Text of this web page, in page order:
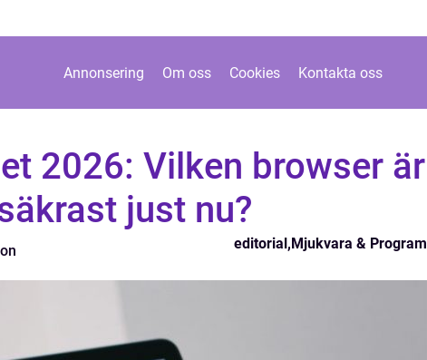
Annonsering Om oss Cookies Kontakta oss
2026: Vilken browser är
just nu?
editorial,Mjukvara & Program